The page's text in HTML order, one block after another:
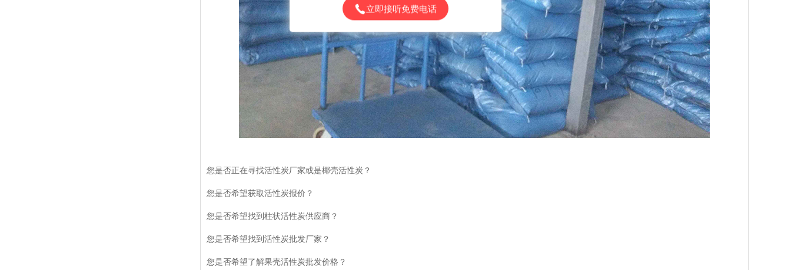
您是否正在寻找活性炭厂家或是椰壳活性炭？
您是否希望获取活性炭报价？
您是否希望找到柱状活性炭供应商？
您是否希望找到活性炭批发厂家？
您是否希望了解果壳活性炭批发价格？
立即接听免费电话